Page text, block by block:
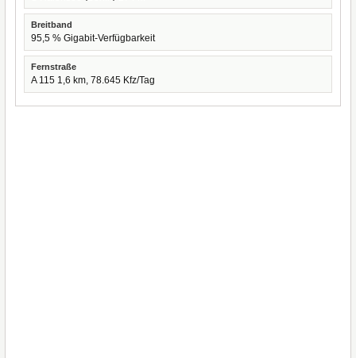
Breitband
95,5 % Gigabit-Verfügbarkeit
Fernstraße
A 115 1,6 km, 78.645 Kfz/Tag